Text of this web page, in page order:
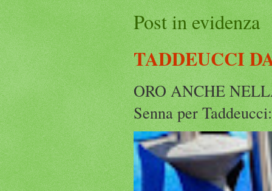
Post in evidenza
TADDEUCCI
ORO ANCHE
Senna per